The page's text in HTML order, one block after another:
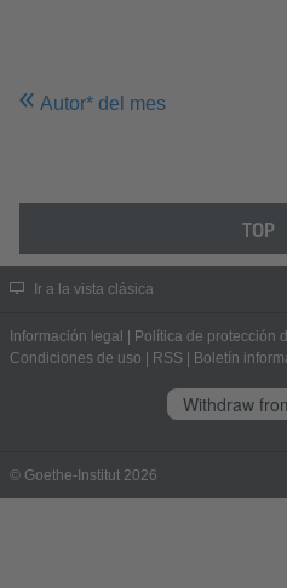
Autor* del mes
TOP
Ir a la vista clásica
Información legal Política de protección
Condiciones de uso
RSS Boletín
Withdraw
© Goethe-Institut 2026